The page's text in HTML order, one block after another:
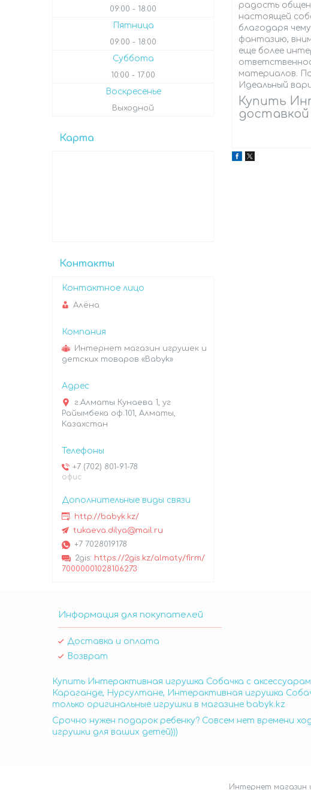
радость
настоящей
благодаря
фантазию,
еще более
материалов.
Идеальный
Купить
09:00 18:00
Пятница
09:00 18:00
Суббота
10:00 17:00
Воскресенье
Выходной
Карта
Контакты
Алёна
Интернет магазин игрушек и
детских товаров «Babyk»
г.Алматы Кунаева 1, уг
Райымбека оф.101, Алматы,
Казахстан
+7 (702) 801-91-78
офис
http://babyk.kz/
tukaeva.dilya@mail.ru
+7 7028019178
2gis https://2gis.kz/almaty/firm/
70000001028106273
Информация для покупателей
Доставка и оплата
Возврат
Купить Интерактивная игрушка Собачка с
Караганде, Нурсултане, Интерактивная игрушка
только оригинальные игрушки в магазине babyk.kz
Срочно нужен подарок ребенку? Совсем нет времени
игрушки для ваших детей)))